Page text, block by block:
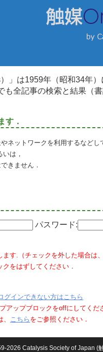
」は1959年（昭和34年
も全記事の検索と結果（
す．
ネットワークを利用するなど
は，
きません．
パスワード:
す.（チェックを外した場合は
をはずしてください．
グインできない方はこちら
アップブロックをoffにしてくだ
こちら をご参照ください．
2026 Catalysis Society of Japan (